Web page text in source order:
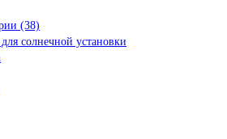
(38)
солнечной установки